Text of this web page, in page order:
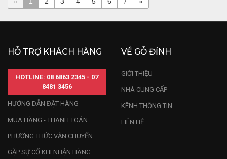
HỖ TRỢ KHÁCH HÀNG
HOTLINE: 08 6863 2345 - 07
8481 3456
HƯỚNG DẪN ĐẶT HÀNG
MUA HÀNG - THANH TOÁN
PHƯƠNG THỨC VẬN CHUYỂN
GẶP SỰ CỐ KHI NHẬN HÀNG
VỀ GỖ ĐỈNH
GIỚI THIỆU
NHÀ CUNG CẤP
KÊNH THÔNG TIN
LIÊN HỆ